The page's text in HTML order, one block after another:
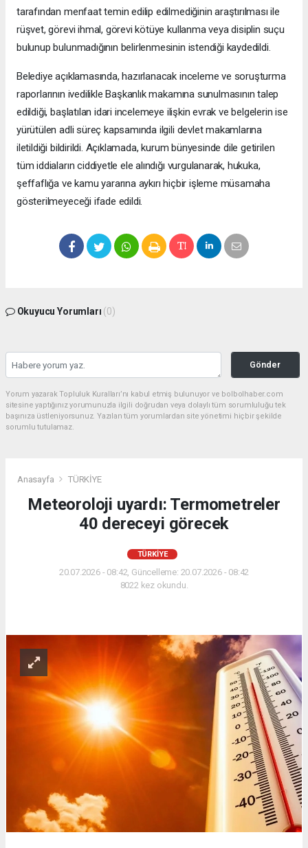
tarafından menfaat temin edilip edilmediğinin araştırılması ile
rüşvet, görevi ihmal, görevi kötüye kullanma veya disiplin suçu
bulunup bulunmadığının belirlenmesinin istendiği kaydedildi.
Belediye açıklamasında, hazırlanacak inceleme ve soruşturma
raporlarının ivedilikle Başkanlık makamına sunulmasının talep
edildiği, başlatılan idari incelemeye ilişkin evrak ve belgelerin ise
yürütülen adli süreç kapsamında ilgili devlet makamlarına
iletildiği bildirildi. Açıklamada, kurum bünyesinde dile getirilen
tüm iddiaların ciddiyetle ele alındığı vurgulanarak, hukuka,
şeffaflığa ve kamu yararına aykırı hiçbir işleme müsamaha
gösterilmeyeceği ifade edildi.
Okuyucu Yorumları (0)
Gönder
Yorum yazarak Topluluk Kuralları’nı kabul etmiş bulunuyor ve bolbolhaber.com
sitesine yaptığınız yorumunuzla ilgili doğrudan veya dolaylı tüm sorumluluğu tek
başınıza üstleniyorsunuz. Yazılan tüm yorumlardan site yönetimi hiçbir şekilde
sorumlu tutulamaz.
Anasayfa TÜRKİYE
Meteoroloji uyardı: Termometreler
40 dereceyi görecek
TÜRKİYE
20.07.2026 - 08:42, Güncelleme: 20.07.2026 - 08:42
8022 kez okundu.